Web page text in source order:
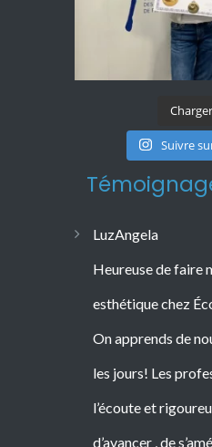
Suivre
LuzAngela
Heureuse de faire
esthétique chez
On apprends de
les jours! Les
l’écoute et
d’avancer , de